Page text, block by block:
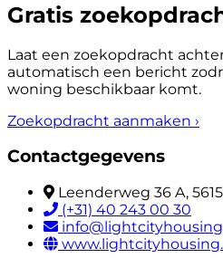
Gratis
Laat een zoekopdracht
automatisch een bericht
woning beschikbaar komt.
Zoekopdracht aanmaken ›
Contactgegevens
Leenderweg 36 A,
(+31) 40 243 00 30